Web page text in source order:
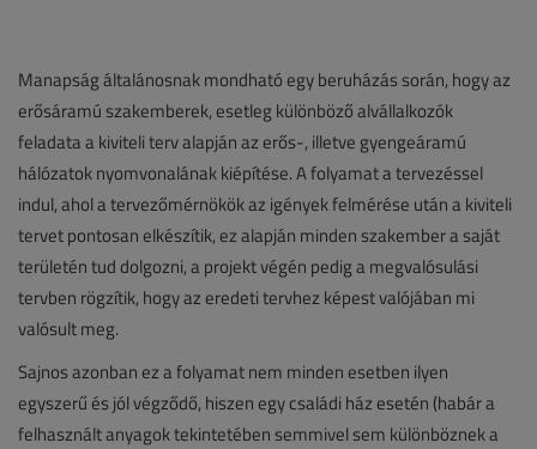
Manapság általánosnak mondható egy beruházás során, hogy az
erősáramú szakemberek, esetleg különböző alvállalkozók
feladata a kiviteli terv alapján az erős-, illetve gyengeáramú
hálózatok nyomvonalának kiépítése. A folyamat a tervezéssel
indul, ahol a tervezőmérnökök az igények felmérése után a kiviteli
tervet pontosan elkészítik, ez alapján minden szakember a saját
területén tud dolgozni, a projekt végén pedig a megvalósulási
tervben rögzítik, hogy az eredeti tervhez képest valójában mi
valósult meg.
Sajnos azonban ez a folyamat nem minden esetben ilyen
egyszerű és jól végződő, hiszen egy családi ház esetén (habár a
felhasznált anyagok tekintetében semmivel sem különböznek a